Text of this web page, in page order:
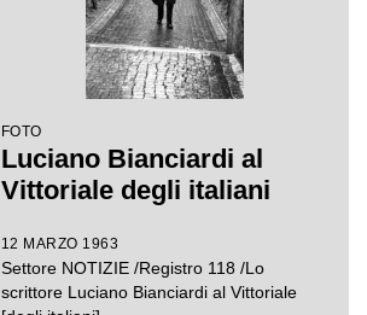
FOTO
Luciano Bianciardi al
Vittoriale degli italiani
12 MARZO 1963
Settore NOTIZIE /Registro 118 /Lo
scrittore Luciano Bianciardi al Vittoriale